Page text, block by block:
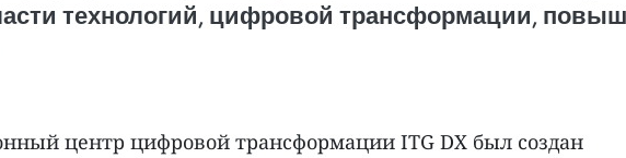
технологий, цифровой трансформации,
центр цифровой трансформации ITG DX был создан